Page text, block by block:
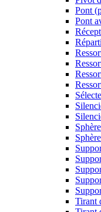
Pont
Pont
Tirant